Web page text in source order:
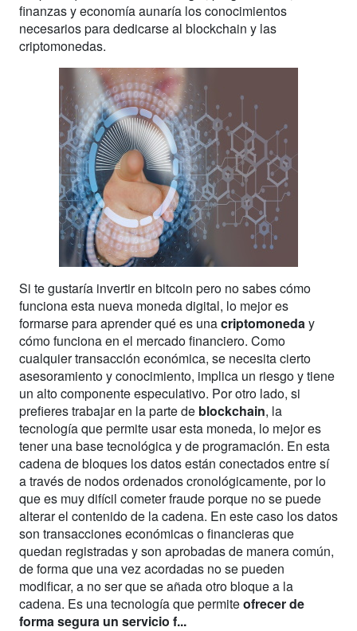
finanzas y economía aunaría los conocimientos
necesarios para dedicarse al blockchain y las
criptomonedas.
Si te gustaría invertir en bitcoin pero no sabes cómo
funciona esta nueva moneda digital, lo mejor es
formarse para aprender qué es unacriptomoneda y
cómo funciona en el mercado financiero. Como
cualquier transacción económica, se necesita cierto
asesoramiento y conocimiento, implica un riesgo y tiene
un alto componente especulativo. Por otro lado, si
prefieres trabajar en la parte de blockchain, la
tecnología que permite usar esta moneda, lo mejor es
tener una base tecnológica y de programación. En esta
cadena de bloques los datos están conectados entre sí
a través de nodos ordenados cronológicamente, por lo
que es muy difícil cometer fraude porque no se puede
alterar el contenido de la cadena. En este caso los datos
son transacciones económicas o financieras que
quedan registradas y son aprobadas de manera común,
de forma que una vez acordadas no se pueden
modificar, a no ser que se añada otro bloque a la
cadena. Es una tecnología que permiteofrecer de
forma segura un servicio f...